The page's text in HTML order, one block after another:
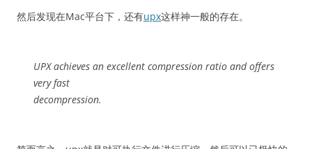
然后发现在Mac平台下，还有upx这样神一般的存在。
UPX achieves an excellent compression ratio and offers
very fast
decompression.